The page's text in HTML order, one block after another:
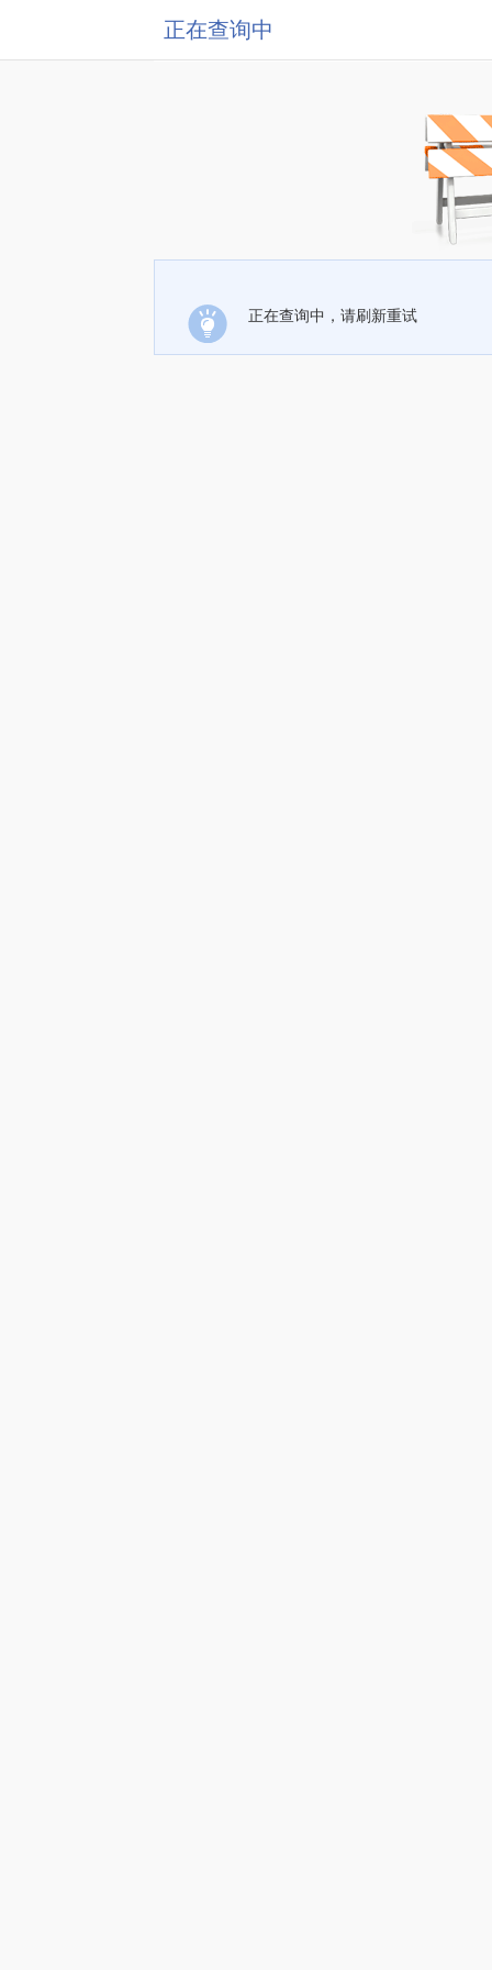
正在查询中
正在查询中，请刷新重试